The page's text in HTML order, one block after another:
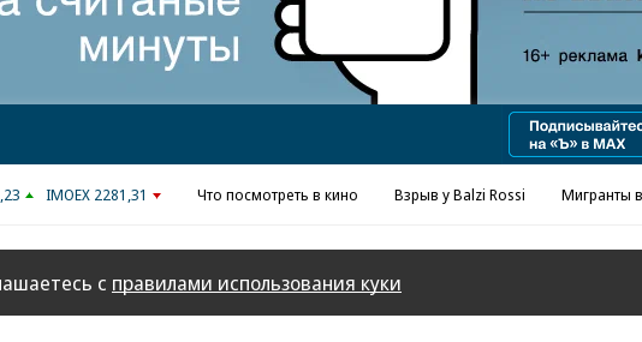
IMOEX 2281,31 Что посмотреть в кино Взрыв у Balzi Rossi Мигранты
с правилами использования куки